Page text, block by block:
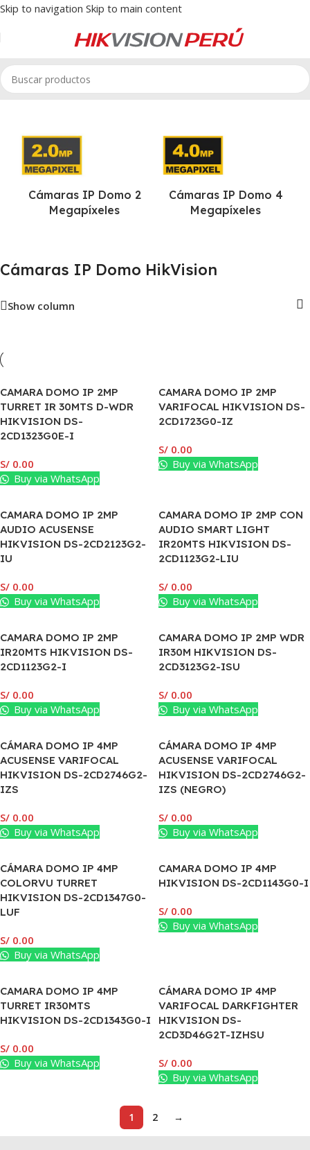
Skip to navigation Skip to main content
Inicio/Cámaras IP HikVision/Cámaras IP Domo HikVision
Cámaras IP Domo 2
Megapíxeles
Cámaras IP Domo 4
Megapíxeles
Cámaras IP Domo HikVision
Show column
CAMARA DOMO IP 2MP
TURRET IR 30MTS D-WDR
HIKVISION DS-
2CD1323G0E-I
S/ 0.00
Buy via WhatsApp
CAMARA DOMO IP 2MP
VARIFOCAL HIKVISION DS-
2CD1723G0-IZ
S/ 0.00
Buy via WhatsApp
CAMARA DOMO IP 2MP
AUDIO ACUSENSE
HIKVISION DS-2CD2123G2-
IU
S/ 0.00
Buy via WhatsApp
CAMARA DOMO IP 2MP CON
AUDIO SMART LIGHT
IR20MTS HIKVISION DS-
2CD1123G2-LIU
S/ 0.00
Buy via WhatsApp
CAMARA DOMO IP 2MP
IR20MTS HIKVISION DS-
2CD1123G2-I
S/ 0.00
Buy via WhatsApp
CAMARA DOMO IP 2MP WDR
IR30M HIKVISION DS-
2CD3123G2-ISU
S/ 0.00
Buy via WhatsApp
CÁMARA DOMO IP 4MP
ACUSENSE VARIFOCAL
HIKVISION DS-2CD2746G2-
IZS
S/ 0.00
Buy via WhatsApp
CÁMARA DOMO IP 4MP
ACUSENSE VARIFOCAL
HIKVISION DS-2CD2746G2-
IZS (NEGRO)
S/ 0.00
Buy via WhatsApp
CÁMARA DOMO IP 4MP
COLORVU TURRET
HIKVISION DS-2CD1347G0-
LUF
S/ 0.00
Buy via WhatsApp
CAMARA DOMO IP 4MP
HIKVISION DS-2CD1143G0-I
S/ 0.00
Buy via WhatsApp
CAMARA DOMO IP 4MP
TURRET IR30MTS
HIKVISION DS-2CD1343G0-I
S/ 0.00
Buy via WhatsApp
CÁMARA DOMO IP 4MP
VARIFOCAL DARKFIGHTER
HIKVISION DS-
2CD3D46G2T-IZHSU
S/ 0.00
Buy via WhatsApp
1 2 →